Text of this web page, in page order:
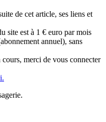
de cet article, ses liens et
site est à 1 € euro par mois
annuel), sans
merci de vous connecter